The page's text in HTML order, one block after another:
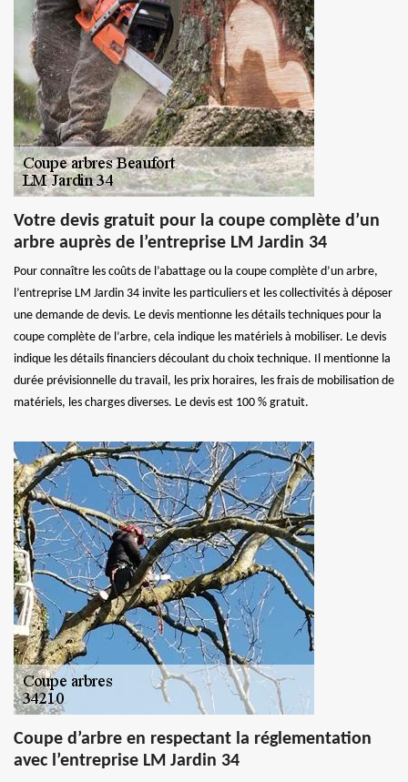
Votre devis gratuit pour la coupe complète d’un
arbre auprès de l’entreprise LM Jardin 34
Pour connaître les coûts de l’abattage ou la coupe complète d’un arbre,
l’entreprise LM Jardin 34 invite les particuliers et les collectivités à déposer
une demande de devis. Le devis mentionne les détails techniques pour la
coupe complète de l’arbre, cela indique les matériels à mobiliser. Le devis
indique les détails financiers découlant du choix technique. Il mentionne la
durée prévisionnelle du travail, les prix horaires, les frais de mobilisation de
matériels, les charges diverses. Le devis est 100 % gratuit.
Coupe d’arbre en respectant la réglementation
avec l’entreprise LM Jardin 34